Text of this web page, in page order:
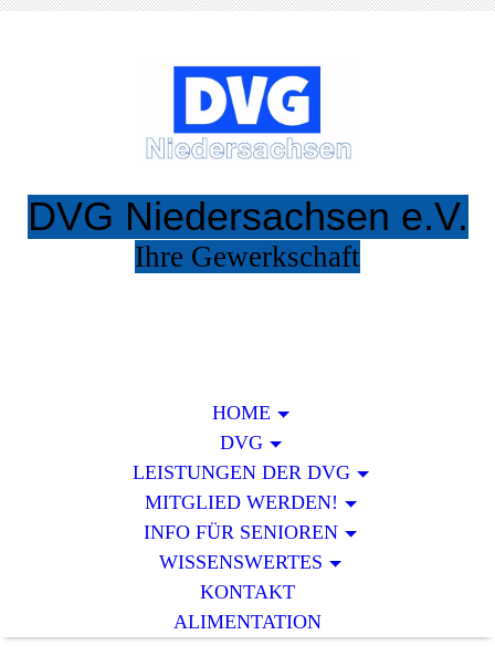
DVG Niedersachsen e.V.
Ihre Gewerkschaft
HOME
DVG
LEISTUNGEN DER DVG
MITGLIED WERDEN!
INFO FÜR SENIOREN
WISSENSWERTES
KONTAKT
ALIMENTATION